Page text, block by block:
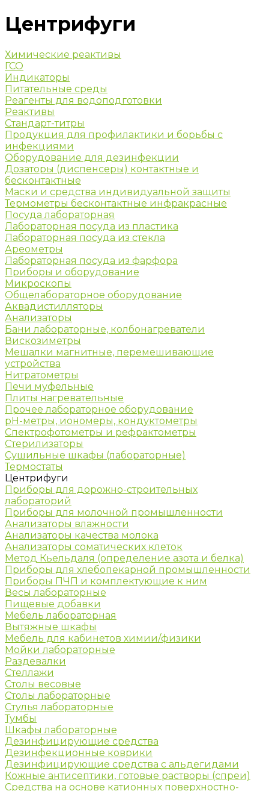
Центрифуги
Химические реактивы
ГСО
Индикаторы
Питательные среды
Реагенты для водоподготовки
Реактивы
Стандарт-титры
Продукция для профилактики и борьбы с
инфекциями
Оборудование для дезинфекции
Дозаторы (диспенсеры) контактные и
бесконтактные
Маски и средства индивидуальной защиты
Термометры бесконтактные инфракрасные
Посуда лабораторная
Лабораторная посуда из пластика
Лабораторная посуда из стекла
Ареометры
Лабораторная посуда из фарфора
Приборы и оборудование
Микроскопы
Общелабораторное оборудование
Аквадистилляторы
Анализаторы
Бани лабораторные, колбонагреватели
Вискозиметры
Мешалки магнитные, перемешивающие
устройства
Нитратометры
Печи муфельные
Плиты нагревательные
Прочее лабораторное оборудование
рН-метры, иономеры, кондуктометры
Спектрофотометры и рефрактометры
Стерилизаторы
Сушильные шкафы (лабораторные)
Термостаты
Центрифуги
Приборы для дорожно-строительных
лабораторий
Приборы для молочной промышленности
Анализаторы влажности
Анализаторы качества молока
Анализаторы соматических клеток
Метод Кьельдаля (определение азота и белка)
Приборы для хлебопекарной промышленности
Приборы ПЧП и комплектующие к ним
Весы лабораторные
Пищевые добавки
Мебель лабораторная
Вытяжные шкафы
Мебель для кабинетов химии/физики
Мойки лабораторные
Раздевалки
Стеллажи
Столы весовые
Столы лабораторные
Стулья лабораторные
Тумбы
Шкафы лабораторные
Дезинфицирующие средства
Дезинфекционные коврики
Дезинфицирующие средства с альдегидами
Кожные антисептики, готовые растворы (спреи)
Средства на основе катионных поверхностно-